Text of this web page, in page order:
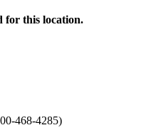
for this location.
468-4285)